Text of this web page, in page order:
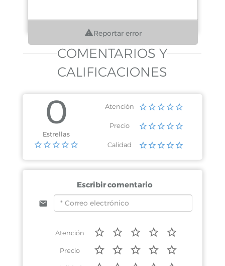
Reportar error
COMENTARIOS Y
CALIFICACIONES
0
Estrellas
Atención
Precio
Calidad
Escribir comentario
Atención
Precio